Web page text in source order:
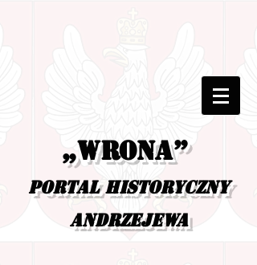
„Wrona”
portal historyczny
Andrzejewa